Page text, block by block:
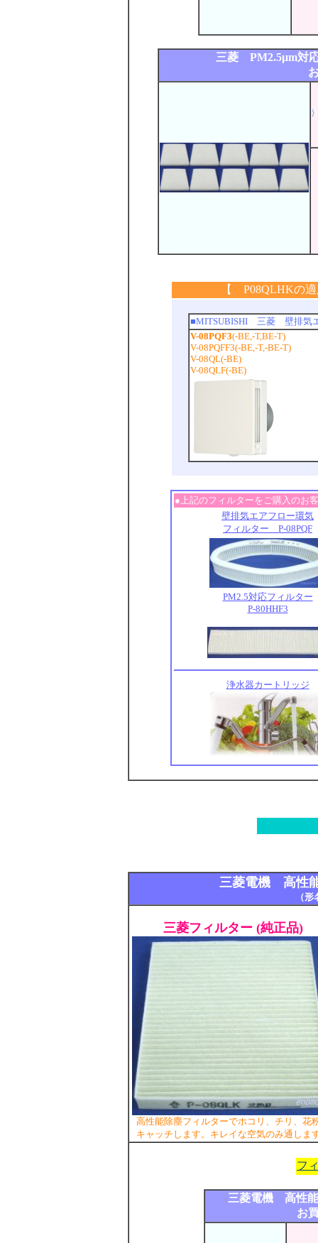
三菱 PM2.5μm対
【 P08QLHKの
■MITSUBISHI 三菱 壁排気
V-08PQF3(-BE,-T,BE-T)
V-08PQFF3(-BE,-T,-BE-T)
V-08QL(-BE)
V-08QLF(-BE)
●上記のフィルターをご購入のお
壁排気エアフロー環気
フィルター P-08PQF
PM2.5対応フィルター
P-80HHF3
浄水器カートリッジ
三菱電機 高性
（
三菱フィルター (純正品)
高性能除塵フィルターでホコリ、チリ、花
キャッチします。キレイな空気のみ通しま
フ
三菱電機 高性
お